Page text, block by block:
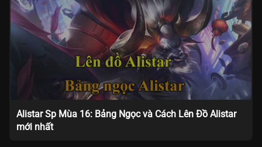
Alistar Sp Mùa 16: Bảng Ngọc và Cách Lên Đồ Alistar
mới nhất